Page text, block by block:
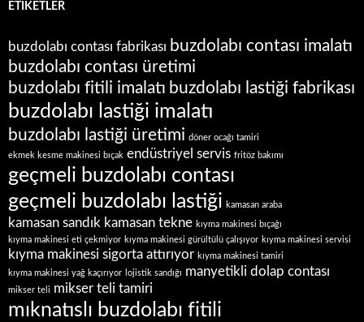
ETIKETLER
buzdolabı contası fabrikası buzdolabı contası imalatı
buzdolabı contası üretimi
buzdolabı fitili imalatı buzdolabı lastiği fabrikası
buzdolabı lastiği imalatı
buzdolabı lastiği üretimi döner ocağı tamiri
ekmek kesme makinesi bıçak endüstriyel servis fritöz bakımı
geçmeli buzdolabı contası
geçmeli buzdolabı lastiği kamasan araba
kamasan sandık kamasan tekne kıyma makinesi bıçağı
kıyma makinesi eti çekmiyor kıyma makinesi gürültülü çalışıyor kıyma makinesi servisi
kıyma makinesi sigorta attırıyor kıyma makinesi tamiri
kıyma makinesi yağ kaçırıyor
lojistik sandığı manyetikli dolap contası
mikser teli mikser teli tamiri
mıknatıslı buzdolabı fitili